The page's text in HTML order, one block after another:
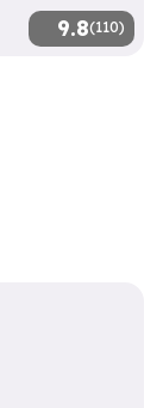
9.8(110)